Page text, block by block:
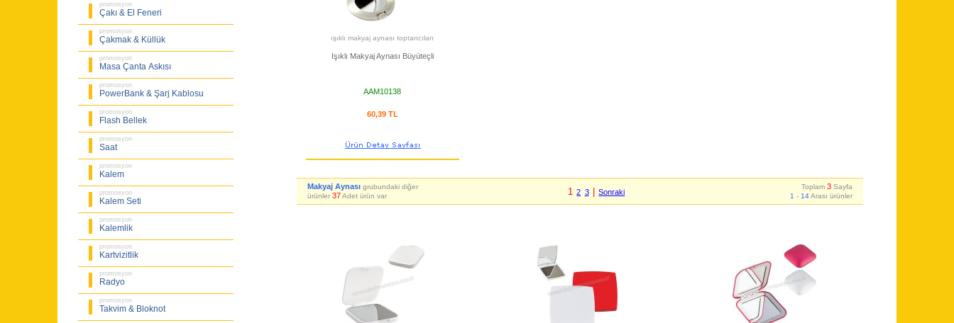
promosyon
Çakı & El Feneri
promosyon
Çakmak & Küllük
promosyon
Masa Çanta Askısı
promosyon
PowerBank & Şarj Kablosu
promosyon
Flash Bellek
promosyon
Saat
promosyon
Kalem
promosyon
Kalem Seti
promosyon
Kalemlik
promosyon
Kartvizitlik
promosyon
Radyo
promosyon
Takvim & Bloknot
ışıklı makyaj aynası toptancıları
Işıklı Makyaj Aynası Büyüteçli
AAM10138
60,39 TL
Makyaj Aynasıgrubundaki diğer
ürünler 37Adet ürün var 12 3|Sonraki
Toplam3 Sayfa
1 - 14Arası ürünler